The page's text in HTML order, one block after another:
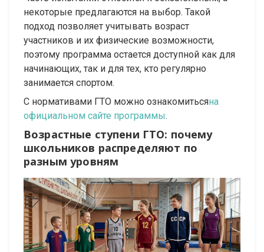
некоторые предлагаются на выбор. Такой
подход позволяет учитывать возраст
участников и их физические возможности,
поэтому программа остается доступной как для
начинающих, так и для тех, кто регулярно
занимается спортом.
С нормативами ГТО можно ознакомитьсяна
официальном сайте программы.
Возрастные ступени ГТО: почему
школьников распределяют по
разным уровням